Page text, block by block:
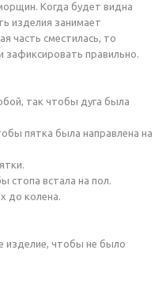
Когда будет видна
изделия занимает
часть сместилась, то
зафиксировать правильно.
так чтобы дуга была
пятка была направлена на
стопа встала на пол.
до колена.
изделие, чтобы не было